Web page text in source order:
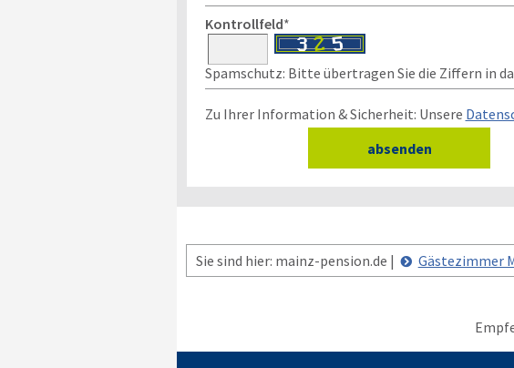
Kontrollfeld*
Spamschutz: Bitte übertragen Sie die Ziffern in
Zu Ihrer Information & Sicherheit: Unsere
Sie sind hier: mainz-pension.de |
Gästezimmer